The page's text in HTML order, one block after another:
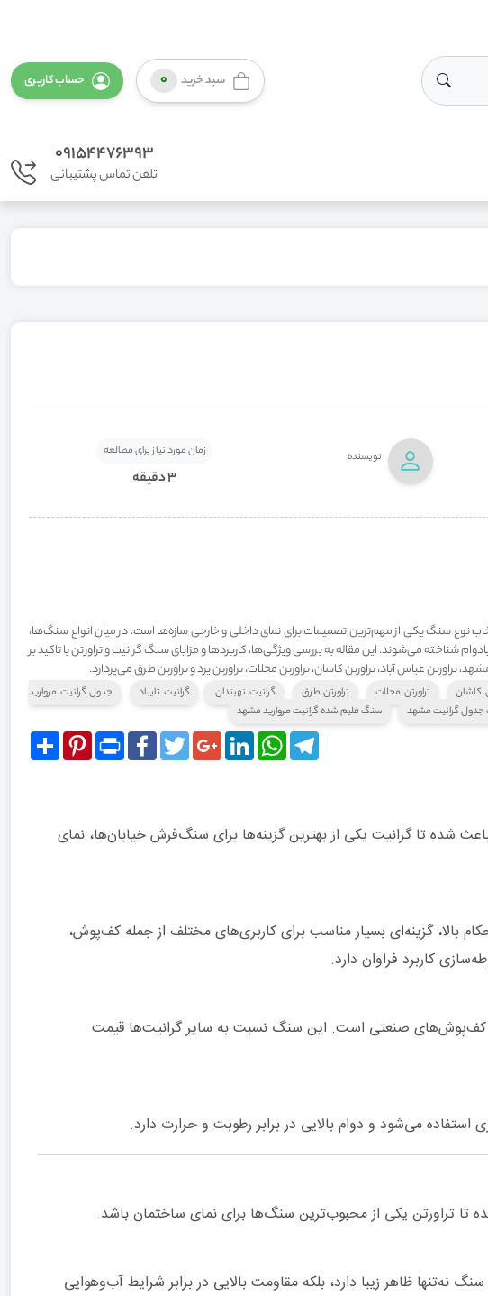
سبد خرید 0 حساب کاربری
09154476393
تلفن تماس پشتیبانی
نویسنده زمان مورد نیاز برای مطالعه
3 دقیقه
نوع سنگ یکی از مهم‌ترین تصمیمات برای نمای داخلی و خارجی سازه‌ها است. در میان انواع سنگ‌ها،
شناخته می‌شوند. این مقاله به بررسی ویژگی‌ها، کاربردها و مزایای سنگ گرانیت و تراورتن با تاکید بر
تراورتن عباس آباد، تراورتن کاشان، تراورتن محلات، تراورتن یزد و تراورتن طرق می‌پردازد.
کاشان تراورتن محلات تراورتن طرق گرانیت نهبندان گرانیت تایباد
جدول گرانیت مروارید
گرانیت مشهد سنگ فلیم شده گرانیت مروارید مشهد
Share
Pinterest Print
FacebookTwitterGoogle+LinkedIn
WhatsAppTelegram
شده تا گرانیت یکی از بهترین گزینه‌ها برای سنگ‌فرش خیابان‌ها، نمای
بالا، گزینه‌ای بسیار مناسب برای کاربری‌های مختلف از جمله کف‌پوش،
کاربرد فراوان دارد.
کف‌پوش‌های صنعتی است. این سنگ نسبت به سایر گرانیت‌ها قیمت
می‌شود و دوام بالایی در برابر رطوبت و حرارت دارد.
تا تراورتن یکی از محبوب‌ترین سنگ‌ها برای نمای ساختمان باشد.
ظاهر زیبا دارد، بلکه مقاومت بالایی در برابر شرایط آب‌وهوایی